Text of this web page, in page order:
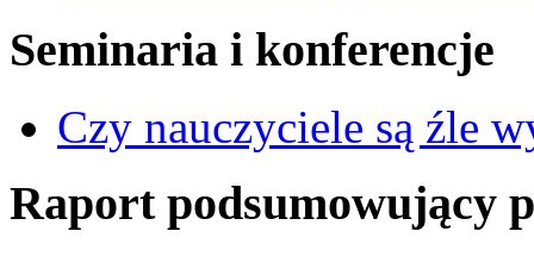
Seminaria i konferencje
Czy nauczyciele są źle
Raport podsumowujący